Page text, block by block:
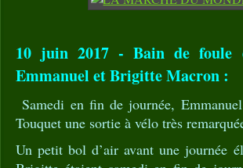
10 juin 2017 - Bain de foule
Emmanuel et Brigitte Macron :
Samedi en fin de journée,
Touquet une sortie à vélo très
Un petit bol d’air avant une journée